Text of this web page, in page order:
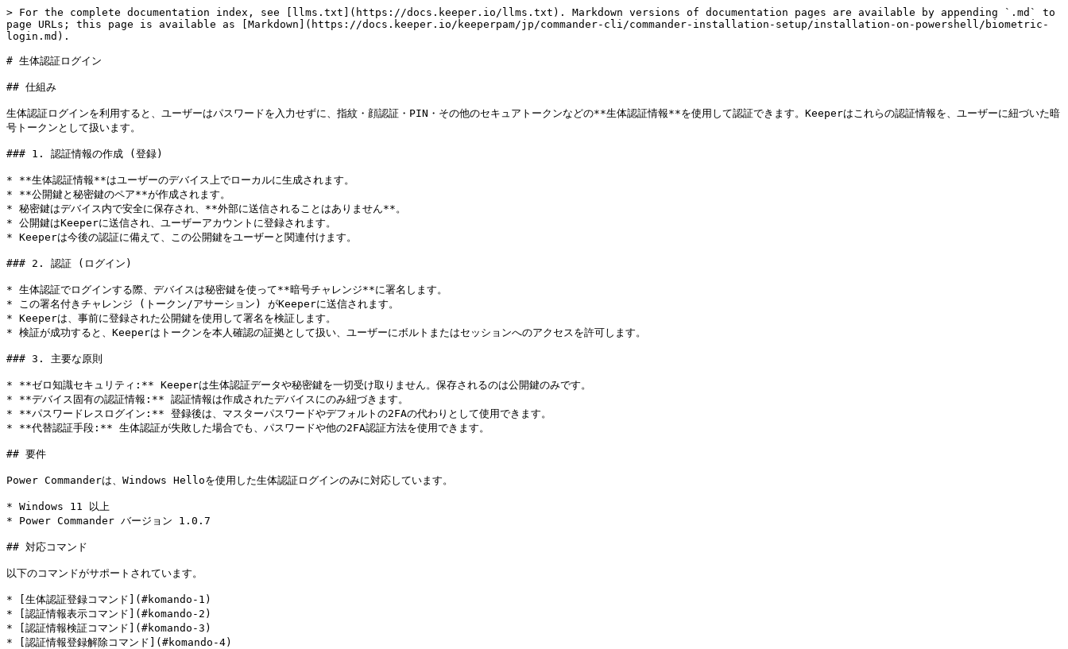
> For the complete documentation index, see [llms.txt](https://docs.keeper.io/llms.txt). Markdown versions of documentation pages are available by appending `.md` to
page URLs; this page is available as [Markdown](https://docs.keeper.io/keeperpam/jp/commander-cli/commander-installation-setup/installation-on-powershell/biometric-
login.md).
# 生体認証ログイン
## 仕組み
生体認証ログインを利用すると、ユーザーはパスワードを入力せずに、指紋・顔認証・PIN・その他のセキュアトークンなどの**生体認証情報**を使用して認証できます。Keeperはこれらの認証情報を、ユーザーに紐づいた暗
号トークンとして扱います。
### 1. 認証情報の作成 (登録)
* **生体認証情報**はユーザーのデバイス上でローカルに生成されます。
* **公開鍵と秘密鍵のペア**が作成されます。
* 秘密鍵はデバイス内で安全に保存され、**外部に送信されることはありません**。
* 公開鍵はKeeperに送信され、ユーザーアカウントに登録されます。
* Keeperは今後の認証に備えて、この公開鍵をユーザーと関連付けます。
### 2. 認証 (ログイン)
* 生体認証でログインする際、デバイスは秘密鍵を使って**暗号チャレンジ**に署名します。
* この署名付きチャレンジ (トークン/アサーション) がKeeperに送信されます。
* Keeperは、事前に登録された公開鍵を使用して署名を検証します。
* 検証が成功すると、Keeperはトークンを本人確認の証拠として扱い、ユーザーにボルトまたはセッションへのアクセスを許可します。
### 3. 主要な原則
* **ゼロ知識セキュリティ:** Keeperは生体認証データや秘密鍵を一切受け取りません。保存されるのは公開鍵のみです。
* **デバイス固有の認証情報:** 認証情報は作成されたデバイスにのみ紐づきます。
* **パスワードレスログイン:** 登録後は、マスターパスワードやデフォルトの2FAの代わりとして使用できます。
* **代替認証手段:** 生体認証が失敗した場合でも、パスワードや他の2FA認証方法を使用できます。
## 要件
Power Commanderは、Windows Helloを使用した生体認証ログインのみに対応しています。
* Windows 11 以上
* Power Commander バージョン 1.0.7
## 対応コマンド
以下のコマンドがサポートされています。
* [生体認証登録コマンド](#komando-1)
* [認証情報表示コマンド](#komando-2)
* [認証情報検証コマンド](#komando-3)
* [認証情報登録解除コマンド](#komando-4)